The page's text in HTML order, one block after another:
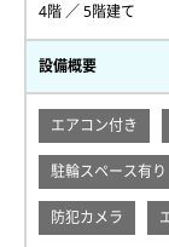
4階 ／ 5階建て
設備概要
エアコン付き
駐輪スペース有り
防犯カメラ